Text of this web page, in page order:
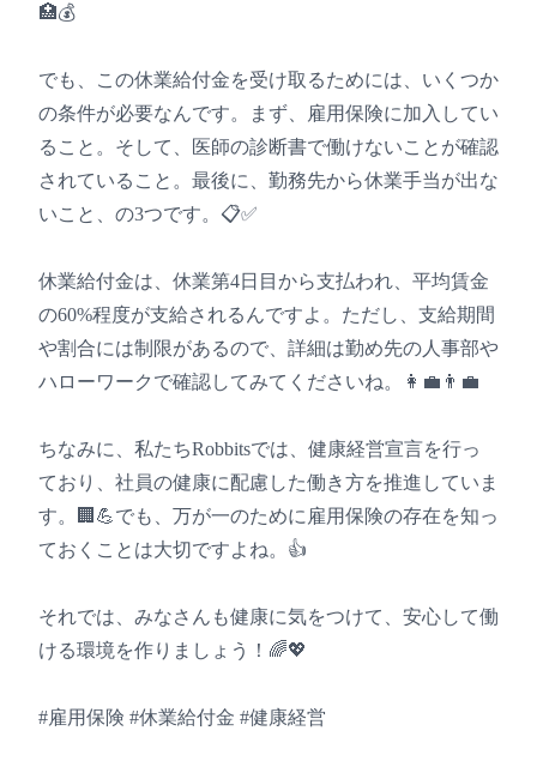
🏥💰
でも、この休業給付金を受け取るためには、いくつか
の条件が必要なんです。まず、雇用保険に加入してい
ること。そして、医師の診断書で働けないことが確認
されていること。最後に、勤務先から休業手当が出な
いこと、の3つです。📋✅
休業給付金は、休業第4日目から支払われ、平均賃金
の60%程度が支給されるんですよ。ただし、支給期間
や割合には制限があるので、詳細は勤め先の人事部や
ハローワークで確認してみてくださいね。👩‍💼👨‍💼
ちなみに、私たちRobbitsでは、健康経営宣言を行っ
ており、社員の健康に配慮した働き方を推進していま
す。🏢💪でも、万が一のために雇用保険の存在を知っ
ておくことは大切ですよね。👍
それでは、みなさんも健康に気をつけて、安心して働
ける環境を作りましょう！🌈💖
#雇用保険 #休業給付金 #健康経営